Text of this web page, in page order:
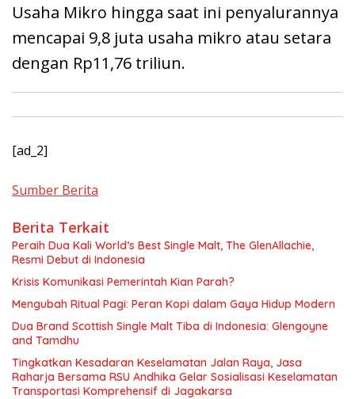
Usaha Mikro hingga saat ini penyalurannya
mencapai 9,8 juta usaha mikro atau setara
dengan Rp11,76 triliun.
[ad_2]
Sumber Berita
Berita Terkait
Peraih Dua Kali World’s Best Single Malt, The GlenAllachie,
Resmi Debut di Indonesia
Krisis Komunikasi Pemerintah Kian Parah?
Mengubah Ritual Pagi: Peran Kopi dalam Gaya Hidup Modern
Dua Brand Scottish Single Malt Tiba di Indonesia: Glengoyne
and Tamdhu
Tingkatkan Kesadaran Keselamatan Jalan Raya, Jasa
Raharja Bersama RSU Andhika Gelar Sosialisasi Keselamatan
Transportasi Komprehensif di Jagakarsa